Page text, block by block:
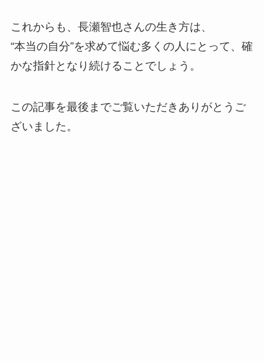
これからも、長瀬智也さんの生き方は、
“本当の自分”を求めて悩む多くの人にとって、確
かな指針となり続けることでしょう。
この記事を最後までご覧いただきありがとうご
ざいました。